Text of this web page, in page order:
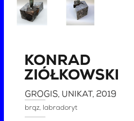
KONRAD
ZIÓŁKOWSKI
GROGIS, UNIKAT, 2019
brąz, labradoryt